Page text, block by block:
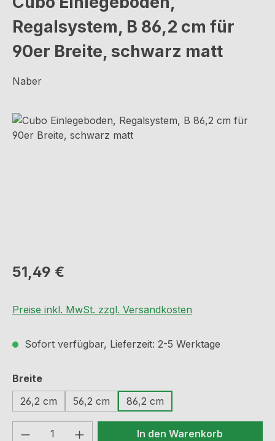
Regalsystem, B 86,2 cm für
90er Breite, schwarz matt
Naber
Bildergalerie überspringen
Regulärer Preis:
51,49 €
Preise inkl. MwSt. zzgl. Versandkosten
Sofort verfügbar, Lieferzeit: 2-5 Werktage
Breiteauswählen
26,2 cm
56,2 cm 86,2 cm
Produkt Anzahl: Gib denIn den Warenkorb